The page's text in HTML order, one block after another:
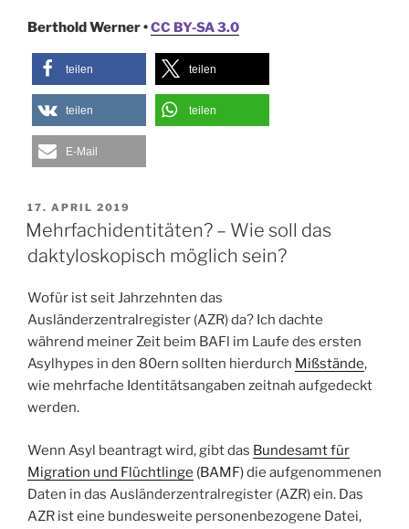
Berthold Werner •CC BY-SA 3.0
teilen teilen
teilen teilen
E-Mail
VERÖFFENTLICHT
AM
17. APRIL 2019
Mehrfachidentitäten? – Wie soll das
daktyloskopisch möglich sein?
Wofür ist seit Jahrzehnten das
Ausländerzentralregister (AZR) da? Ich dachte
während meiner Zeit beim BAFl im Laufe des ersten
Asylhypes in den 80ern sollten hierdurch Mißstände,
wie mehrfache Identitätsangaben zeitnah aufgedeckt
werden.
Wenn Asyl beantragt wird, gibt das Bundesamt für
Migration und Flüchtlinge (BAMF)die aufgenommenen
Daten in das Ausländerzentralregister (AZR) ein. Das
AZR ist eine bundesweite personenbezogene Datei,